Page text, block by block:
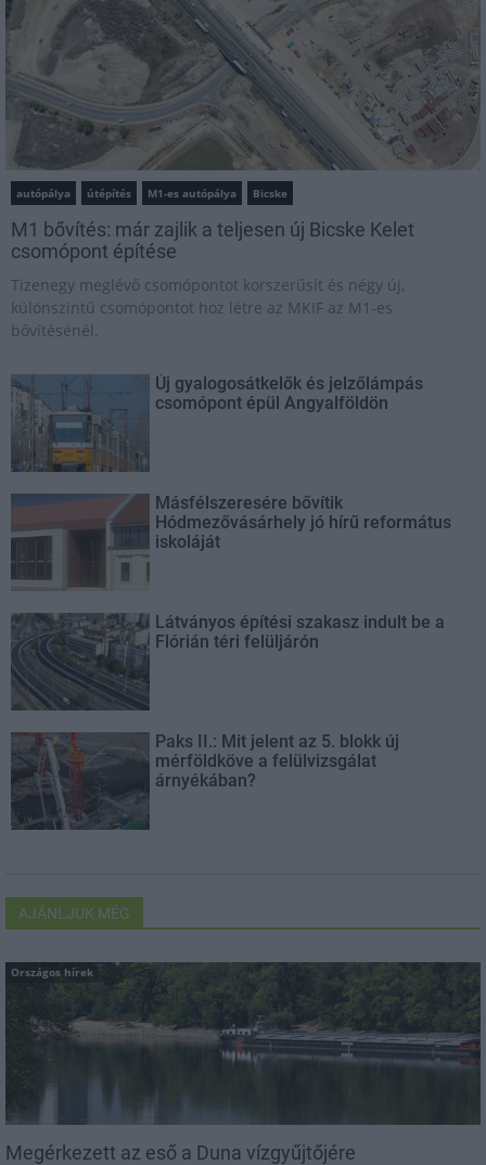
autópálya útépítés M1-es autópálya Bicske
M1 bővítés: már zajlik a teljesen új Bicske Kelet
csomópont építése
Tizenegy meglévő csomópontot korszerűsít és négy új,
különszintű csomópontot hoz létre az MKIF az M1-es
bővítésénél.
Új gyalogosátkelők és jelzőlámpás
csomópont épül Angyalföldön
Másfélszeresére bővítik
Hódmezővásárhely jó hírű református
iskoláját
Látványos építési szakasz indult be a
Flórián téri felüljárón
Paks II.: Mit jelent az 5. blokk új
mérföldköve a felülvizsgálat
árnyékában?
AJÁNLJUK MÉG
Országos hírek
Megérkezett az eső a Duna vízgyűjtőjére